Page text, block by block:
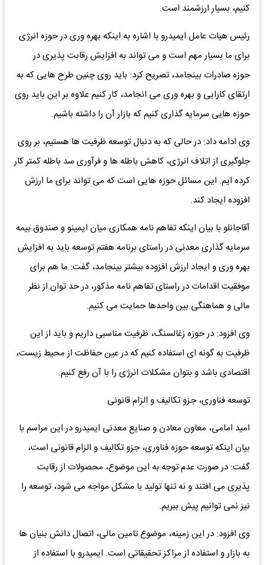
کنیم، بسیار ارزشمند است.
رئیس هیات عامل ایمیدرو با اشاره به اینکه بهره وری در حوزه انرژی
برای ما بسیار مهم است و می تواند به افزایش رقابت پذیری در
حوزه صادرات بینجامد، تصریح کرد: باید روی چنین طرح هایی که به
ارتقای کارایی و بهره وری می انجامد، کار کنیم علاوه بر این باید روی
حوزه هایی سرمایه گذاری کنیم که بازار آن را داشته باشیم.
وی ادامه داد: در حالی که به دنبال توسعه ظرفیت ها هستیم، بر روی
جلوگیری از اتلاف انرژی، کاهش باطله ها و فرآوری سد باطله کمتر کار
کرده ایم. این مسائل حوزه هایی است که می تواند برای ما ارزش
افزوده ایجاد کند.
آقاجانلو با بیان اینکه تفاهم نامه همکاری میان ایمینو و صندوق بیمه
سرمایه گذاری معدنی در راستای برنامه هفتم توسعه باید به افزایش
بهره وری و ایجاد ارزش افزوده بیشتر بینجامد، گفت: ما هم برای
موفقیت اقدامات در راستای تفاهم نامه مذکور، در حد توان از نظر
مالی و هماهنگی بین واحدها حمایت می کنیم.
وی افزود: در حوزه زغالسنگ، ظرفیت مناسبی داریم و باید از این
ظرفیت به گونه ای استفاده کنیم که در عین حفاظت از محیط زیست،
اقتصادی باشد و بتوان مشکلات انرژی را با آن رفع کنیم.
توسعه فناوری، جزو تکالیف و الزام قانونی
امید امامی، معاون معادن و صنایع معدنی ایمیدرو در این مراسم با
بیان اینکه توسعه حوزه فناوری، جزو تکالیف و الزام قانونی است،
گفت: در صورت عدم توجه به این موضوع، محصولات از رقابت
پذیری می افتند و نه تنها تولید با مشکل مواجه می شود، توسعه را
نیز نمی توانیم پیش ببریم.
وی افزود: در این زمینه، موضوع تامین مالی، اتصال دانش بنیان ها
به بازار و استفاده از مراکز تحقیقاتی است. ایمیدرو با استفاده از